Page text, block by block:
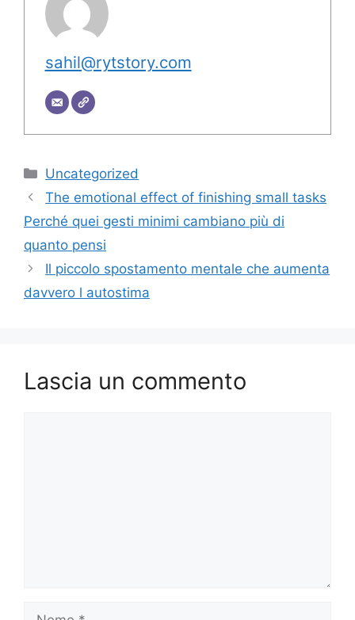
sahil@rytstory.com
Categorie
Uncategorized
The emotional effect of finishing small tasks
Perché quei gesti minimi cambiano più di
quanto pensi
Il piccolo spostamento mentale che aumenta
davvero l autostima
Lascia un commento
Nome